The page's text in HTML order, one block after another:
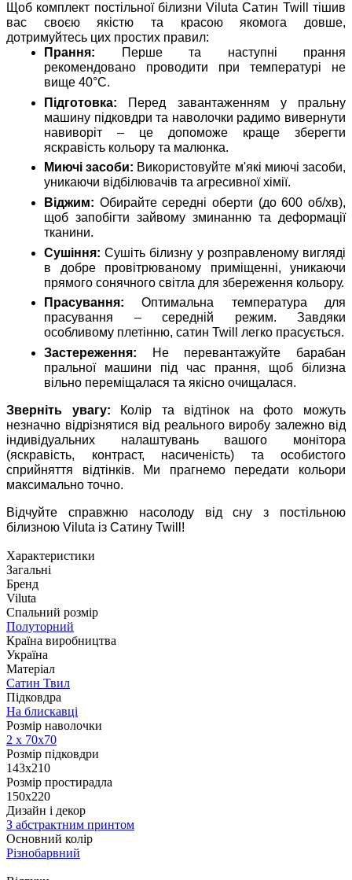
Щоб комплект постільної білизни Viluta Сатин Twill тішив
вас своєю якістю та красою якомога довше,
дотримуйтесь цих простих правил:
Прання: Перше та наступні прання
рекомендовано проводити при температурі не
вище 40°C.
Підготовка: Перед завантаженням у пральну
машину підковдри та наволочки радимо вивернути
навиворіт – це допоможе краще зберегти
яскравість кольору та малюнка.
Миючі засоби: Використовуйте м'які миючі засоби,
уникаючи відбілювачів та агресивної хімії.
Віджим: Обирайте середні оберти (до 600 об/хв),
щоб запобігти зайвому зминанню та деформації
тканини.
Сушіння: Сушіть білизну у розправленому вигляді
в добре провітрюваному приміщенні, уникаючи
прямого сонячного світла для збереження кольору.
Прасування: Оптимальна температура для
прасування – середній режим. Завдяки
особливому плетінню, сатин Twill легко прасується.
Застереження: Не перевантажуйте барабан
пральної машини під час прання, щоб білизна
вільно переміщалася та якісно очищалася.
Зверніть увагу: Колір та відтінок на фото можуть
незначно відрізнятися від реального виробу залежно від
індивідуальних налаштувань вашого монітора
(яскравість, контраст, насиченість) та особистого
сприйняття відтінків. Ми прагнемо передати кольори
максимально точно.
Відчуйте справжню насолоду від сну з постільною
білизною Viluta із Сатину Twill!
Характеристики
Загальні
Бренд
Viluta
Спальний розмір
Полуторний
Країна виробництва
Україна
Матеріал
Сатин Твил
Підковдра
На блискавці
Розмір наволочки
2 х 70х70
Розмір підковдри
143x210
Розмір простирадла
150х220
Дизайн і декор
З абстрактним принтом
Основний колір
Різнобарвний